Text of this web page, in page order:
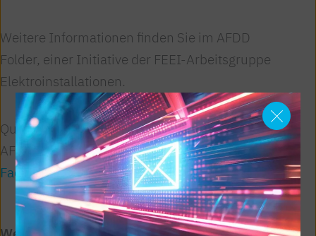
Weitere Informationen finden Sie im AFDD
Folder, einer Initiative der FEEI-Arbeitsgruppe
Elektroinstallationen.
Qualifizierte Fachbetriebe, die Sie zum Thema
AFDD gerne beraten, finden Sie hier:e-Marke
Fachbetrieb in Ihrer Nähe.